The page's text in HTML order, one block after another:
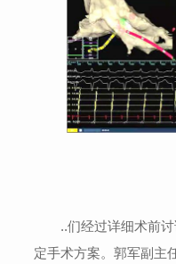
..们经过详细术前
定手术方案。郭军副主